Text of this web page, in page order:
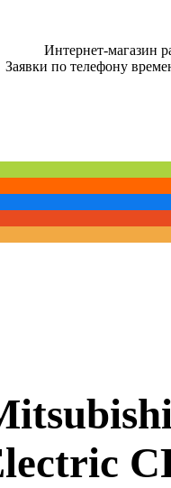
Интернет-магазин
Заявки по телефону